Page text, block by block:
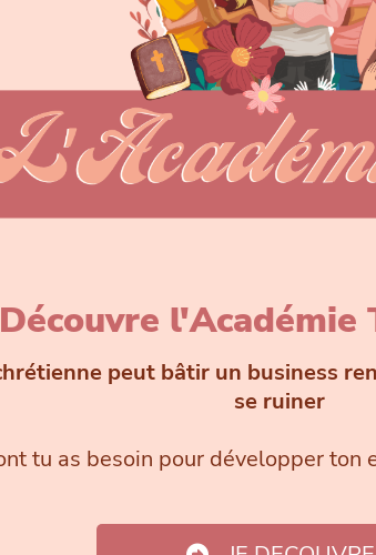
Découvre l'Académie
peut bâtir un business
se ruiner
tu as besoin pour développer ton